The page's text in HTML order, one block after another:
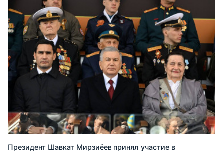
Президент Шавкат Мирзиёев принял участие в